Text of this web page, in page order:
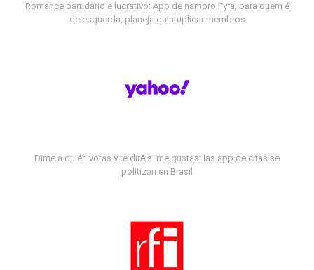
Romance partidário e lucrativo: App de namoro Fyra, para quem é
de esquerda, planeja quintuplicar membros
Dime a quién votas y te diré si me gustas: las app de citas se
politizan en Brasil